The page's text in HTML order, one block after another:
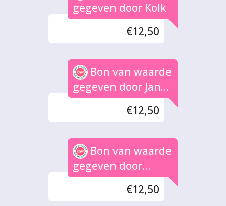
gegeven door Kolk
€12,50
Bon van waarde
gegeven door Jan
te Winkel
€12,50
Bon van waarde
gegeven door
Hetty
€12,50